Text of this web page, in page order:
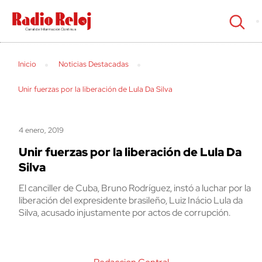
cerrar
Inicio Noticias Destacadas
Unir fuerzas por la liberación de Lula Da Silva
4 enero, 2019
Unir fuerzas por la liberación de Lula Da
Silva
El canciller de Cuba, Bruno Rodríguez, instó a luchar por la
liberación del expresidente brasileño, Luiz Inácio Lula da
Silva, acusado injustamente por actos de corrupción.